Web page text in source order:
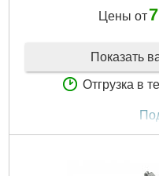
Цены от
Показать
Отгрузка в